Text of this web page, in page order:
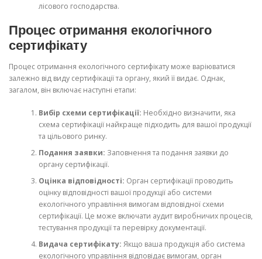
лісового господарства.
Процес отримання екологічного
сертифікату
Процес отримання екологічного сертифікату може варіюватися
залежно від виду сертифікації та органу, який її видає. Однак,
загалом, він включає наступні етапи:
Вибір схеми сертифікації: Необхідно визначити, яка
схема сертифікації найкраще підходить для вашої продукції
та цільового ринку.
Подання заявки: Заповнення та подання заявки до
органу сертифікації.
Оцінка відповідності: Орган сертифікації проводить
оцінку відповідності вашої продукції або системи
екологічного управління вимогам відповідної схеми
сертифікації. Це може включати аудит виробничих процесів,
тестування продукції та перевірку документації.
Видача сертифікату: Якщо ваша продукція або система
екологічного управління відповідає вимогам, орган